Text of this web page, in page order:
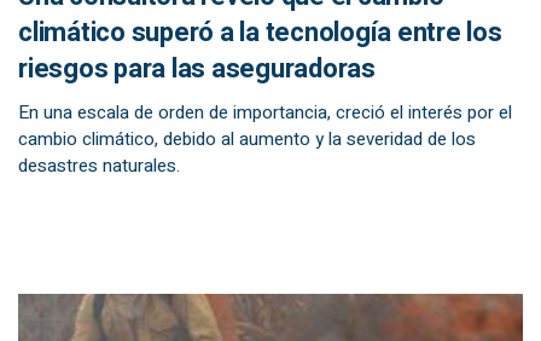
climático superó a la tecnología entre los
riesgos para las aseguradoras
En una escala de orden de importancia, creció el interés por el
cambio climático, debido al aumento y la severidad de los
desastres naturales.